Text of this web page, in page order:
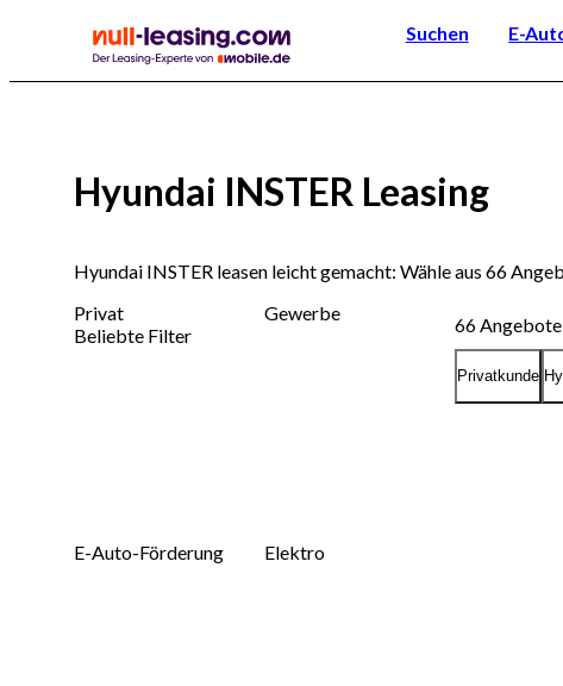
Suchen E-
Hyundai INSTER Leasing
Hyundai INSTER leasen leicht gemacht: Wähle aus 66
Privat
Gewerbe
Beliebte Filter
E-Auto-Förderung Elektro
66
Privatkunde